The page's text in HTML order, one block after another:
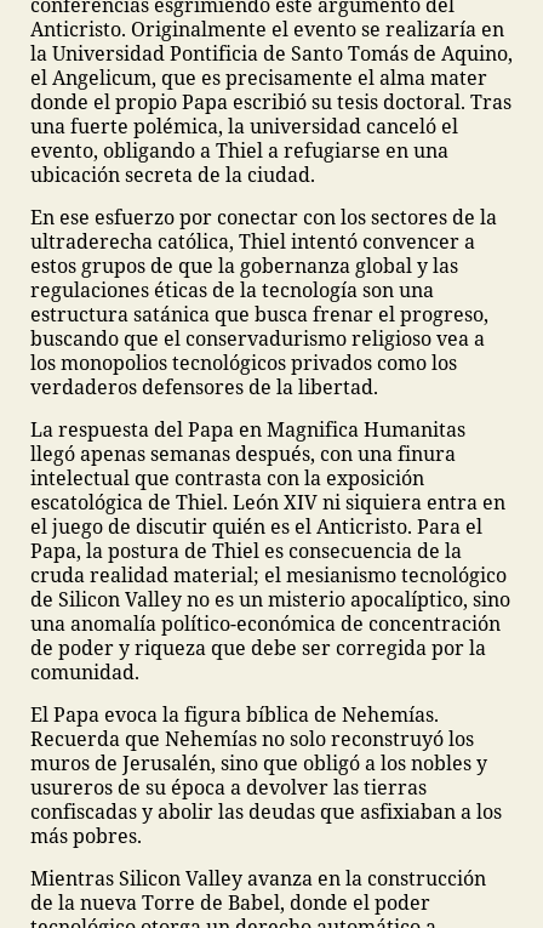
Anticristo. Originalmente el evento se realizaría en
la Universidad Pontificia de Santo Tomás de Aquino,
el Angelicum, que es precisamente el alma mater
donde el propio Papa escribió su tesis doctoral. Tras
una fuerte polémica, la universidad canceló el
evento, obligando a Thiel a refugiarse en una
ubicación secreta de la ciudad.
En ese esfuerzo por conectar con los sectores de la
ultraderecha católica, Thiel intentó convencer a
estos grupos de que la gobernanza global y las
regulaciones éticas de la tecnología son una
estructura satánica que busca frenar el progreso,
buscando que el conservadurismo religioso vea a
los monopolios tecnológicos privados como los
verdaderos defensores de la libertad.
La respuesta del Papa en Magnifica Humanitas
llegó apenas semanas después, con una finura
intelectual que contrasta con la exposición
escatológica de Thiel. León XIV ni siquiera entra en
el juego de discutir quién es el Anticristo. Para el
Papa, la postura de Thiel es consecuencia de la
cruda realidad material; el mesianismo tecnológico
de Silicon Valley no es un misterio apocalíptico, sino
una anomalía político-económica de concentración
de poder y riqueza que debe ser corregida por la
comunidad.
El Papa evoca la figura bíblica de Nehemías.
Recuerda que Nehemías no solo reconstruyó los
muros de Jerusalén, sino que obligó a los nobles y
usureros de su época a devolver las tierras
confiscadas y abolir las deudas que asfixiaban a los
más pobres.
Mientras Silicon Valley avanza en la construcción
de la nueva Torre de Babel, donde el poder